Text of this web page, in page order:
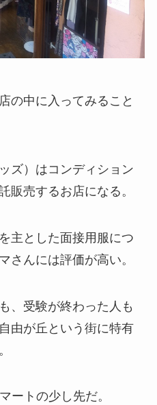
の中に入ってみること
ズ）はコンディション
販売するお店になる。
主とした面接用服につ
さんには評価が高い。
、受験が終わった人も
由が丘という街に特有
ートの少し先だ。